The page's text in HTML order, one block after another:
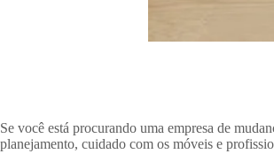
Se você está procurando uma empresa de
planejamento, cuidado com os móveis e